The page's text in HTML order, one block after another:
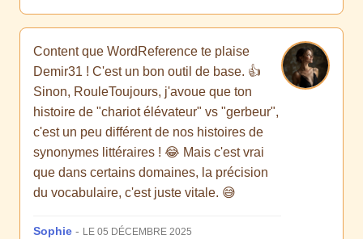
Content que WordReference te plaise
Demir31 ! C'est un bon outil de base. 👍
Sinon, RouleToujours, j'avoue que ton
histoire de "chariot élévateur" vs "gerbeur",
c'est un peu différent de nos histoires de
synonymes littéraires ! 😂 Mais c'est vrai
que dans certains domaines, la précision
du vocabulaire, c'est juste vitale. 😅
Sophie - LE 05 DÉCEMBRE 2025